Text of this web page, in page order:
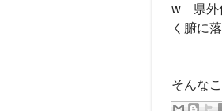
w 県外
く腑に
そんな